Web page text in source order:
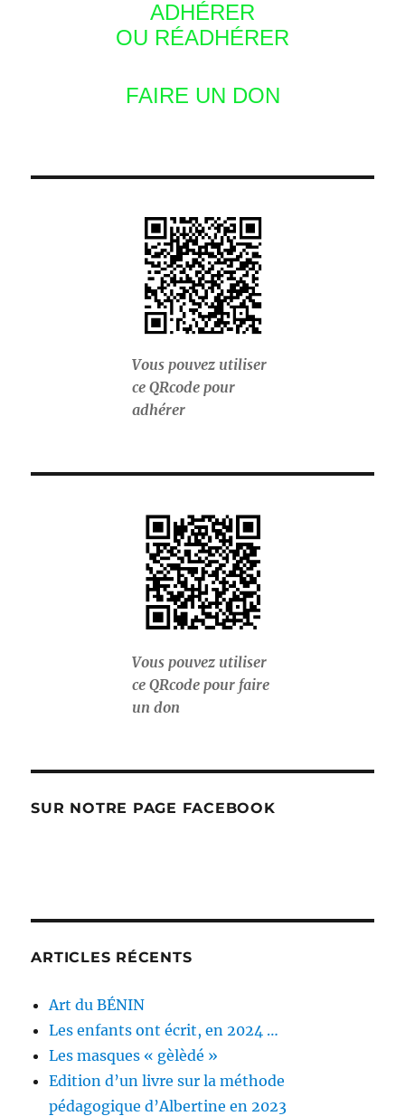
ADHÉRER
OU RÉADHÉRER
FAIRE UN DON
Vous pouvez utiliser
ce QRcode pour
adhérer
Vous pouvez utiliser
ce QRcode pour faire
un don
SUR NOTRE PAGE FACEBOOK
ARTICLES RÉCENTS
Art du BÉNIN
Les enfants ont écrit, en 2024 …
Les masques « gèlèdé »
Edition d’un livre sur la méthode
pédagogique d’Albertine en 2023